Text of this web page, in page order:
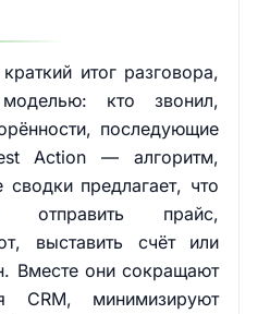
итог разговора,
кто звонил,
последующие
Action — алгоритм,
предлагает, что
отправить прайс,
выставить счёт или
Вместе они сокращают
CRM, минимизируют